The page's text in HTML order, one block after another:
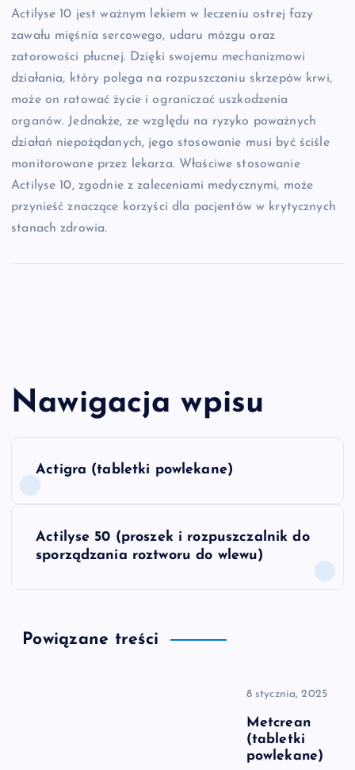
Actilyse 10 jest ważnym lekiem w leczeniu ostrej fazy
zawału mięśnia sercowego, udaru mózgu oraz
zatorowości płucnej. Dzięki swojemu mechanizmowi
działania, który polega na rozpuszczaniu skrzepów krwi,
może on ratować życie i ograniczać uszkodzenia
organów. Jednakże, ze względu na ryzyko poważnych
działań niepożądanych, jego stosowanie musi być ściśle
monitorowane przez lekarza. Właściwe stosowanie
Actilyse 10, zgodnie z zaleceniami medycznymi, może
przynieść znaczące korzyści dla pacjentów w krytycznych
stanach zdrowia.
Nawigacja wpisu
Actigra (tabletki powlekane)
Actilyse 50 (proszek i rozpuszczalnik do
sporządzania roztworu do wlewu)
Powiązane treści
8 stycznia, 2025
Metcrean
(tabletki
powlekane)